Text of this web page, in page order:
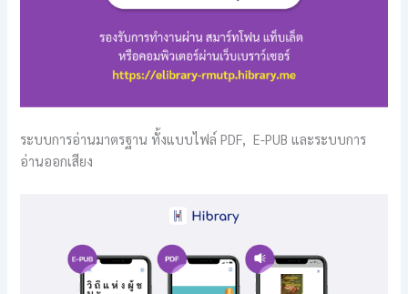
ระบบการอ่านมาตรฐาน ทั้งแบบไฟล์ PDF, E-PUB และระบบการ
อ่านออกเสียง